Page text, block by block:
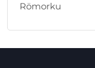
Römorku